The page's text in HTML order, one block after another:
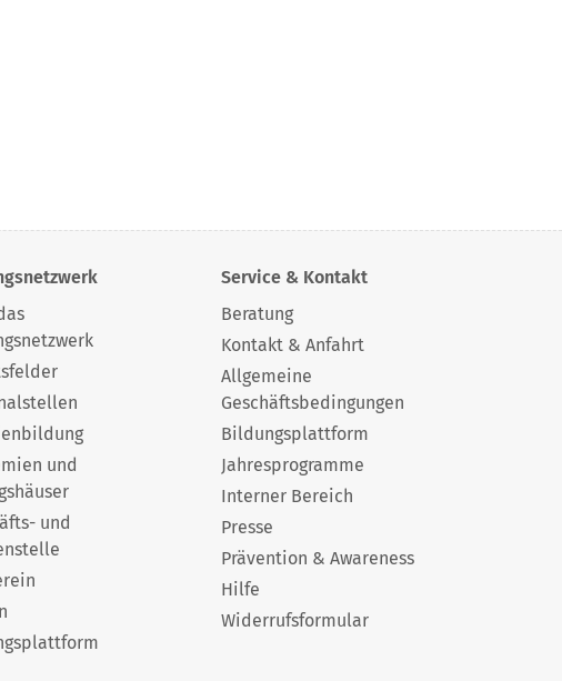
und
und
Service & Kontakt
Beratung
Kontakt & Anfahrt
Allgemeine
Geschäftsbedingungen
Bildungsplattform
Jahresprogramme
Interner Bereich
Presse
Prävention & Awareness
Hilfe
Widerrufsformular